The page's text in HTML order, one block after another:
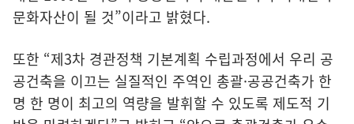
문화자산이 될 것”이라고 밝혔다.
또한 “제3차 경관정책 기본계획 수립과정에서 우리 공
공건축을 이끄는 실질적인 주역인 총괄·공공건축가 한
명 한 명이 최고의 역량을 발휘할 수 있도록 제도적 기